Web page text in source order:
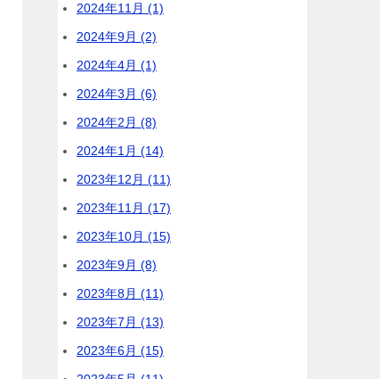
2024年11月 (1)
2024年9月 (2)
2024年4月 (1)
2024年3月 (6)
2024年2月 (8)
2024年1月 (14)
2023年12月 (11)
2023年11月 (17)
2023年10月 (15)
2023年9月 (8)
2023年8月 (11)
2023年7月 (13)
2023年6月 (15)